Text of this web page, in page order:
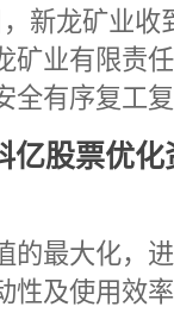
新龙矿业收
矿业有限责
全有序复工
亿股票优化
的最大化，
性及使用效